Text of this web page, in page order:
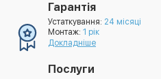
Гарантія
Устаткування: 24 місяці
Монтаж: 1 рік
Докладніше
Послуги